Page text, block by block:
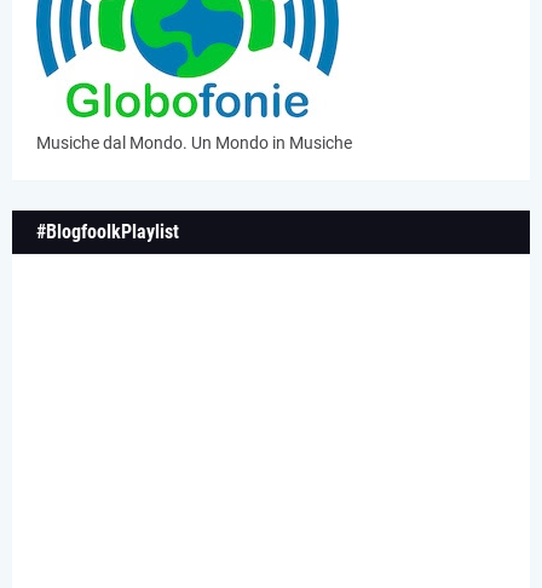
Musiche dal Mondo. Un Mondo in Musiche
#BlogfoolkPlaylist